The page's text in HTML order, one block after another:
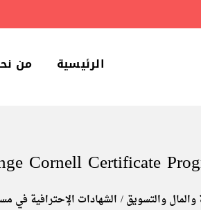
الرئيسية من
Cornell Certificate
والمال والتسويق الشهادات الإحترافية في